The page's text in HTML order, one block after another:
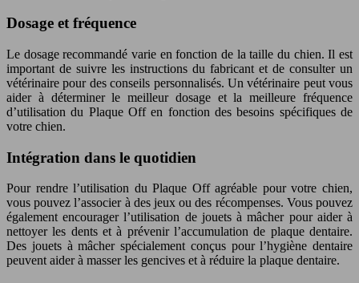
Dosage et fréquence
Le dosage recommandé varie en fonction de la taille du chien. Il est
important de suivre les instructions du fabricant et de consulter un
vétérinaire pour des conseils personnalisés. Un vétérinaire peut vous
aider à déterminer le meilleur dosage et la meilleure fréquence
d’utilisation du Plaque Off en fonction des besoins spécifiques de
votre chien.
Intégration dans le quotidien
Pour rendre l’utilisation du Plaque Off agréable pour votre chien,
vous pouvez l’associer à des jeux ou des récompenses. Vous pouvez
également encourager l’utilisation de jouets à mâcher pour aider à
nettoyer les dents et à prévenir l’accumulation de plaque dentaire.
Des jouets à mâcher spécialement conçus pour l’hygiène dentaire
peuvent aider à masser les gencives et à réduire la plaque dentaire.